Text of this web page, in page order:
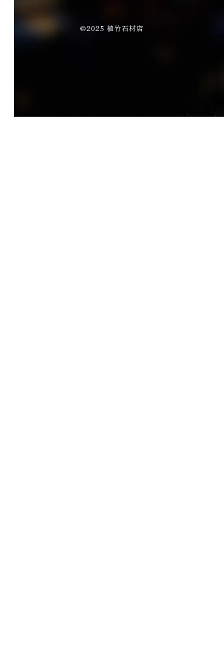
©2025 植竹石材店